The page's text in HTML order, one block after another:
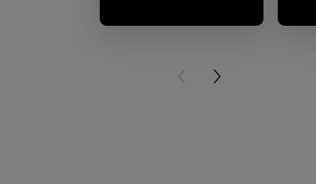
PREVIOUS
NEXT CARD